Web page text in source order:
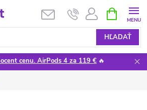
HĽADAŤ
KOŠÍK
cenu. AirPods 4 za 119 € 🔥